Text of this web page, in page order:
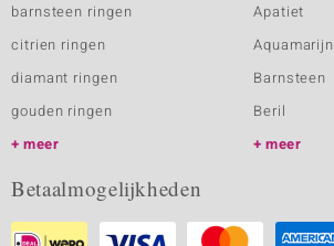
barnsteen ringen
citrien ringen
diamant ringen
gouden ringen
meer
Apatiet
Aquamarijn
Barnsteen
Beril
meer
Betaalmogelijkheden